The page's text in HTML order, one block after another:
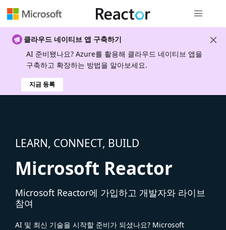
클라우드 네이티브 앱 구축하기
AI 준비됐나요? Azure를 활용해 클라우드 네이티브 앱을
구축하고 확장하는 방법을 알아보세요.
지금 등록
LEARN, CONNECT, BUILD
Microsoft Reactor
Microsoft Reactor에 가입하고 개발자와 라이브
참여
AI 및 최신 기술을 시작할 준비가 되셨나요? Microsoft